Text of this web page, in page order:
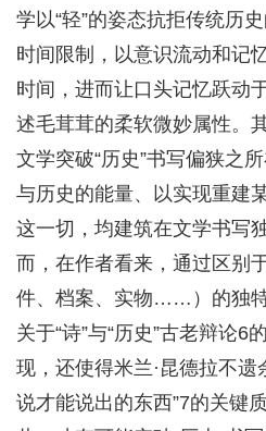
学以“轻”的姿态抗拒传统历
时间限制，以意识流动和记
时间，进而让口头记忆跃动
述毛茸茸的柔软微妙属性。
文学突破“历史”书写偏狭之
与历史的能量、以实现重建
这一切，均建筑在文学书写
而，在作者看来，通过区别
件、档案、实物……）的独
关于“诗”与“历史”古老辩论6
现，还使得米兰·昆德拉不遗
说才能说出的东西”7的关键